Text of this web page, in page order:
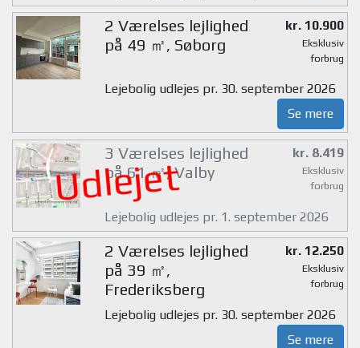
2 Værelses lejlighed
på 49 ㎡, Søborg
kr. 10.900
Eksklusiv
forbrug
Lejebolig udlejes pr. 30. september 2026
Se mere
Udlejet
3 Værelses lejlighed
på 61 ㎡, Valby
kr. 8.419
Eksklusiv
forbrug
Lejebolig udlejes pr. 1. september 2026
2 Værelses lejlighed
på 39 ㎡,
Frederiksberg
kr. 12.250
Eksklusiv
forbrug
Lejebolig udlejes pr. 30. september 2026
Se mere